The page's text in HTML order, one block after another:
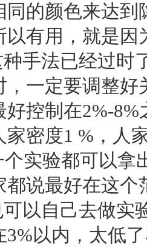
同的颜色来达
以有用，就是
法已经过时
，一定要调整
控制在2%-
密度1 %，人
个实验都可以
都说最好在这个
自己去做实
3%以内，太低